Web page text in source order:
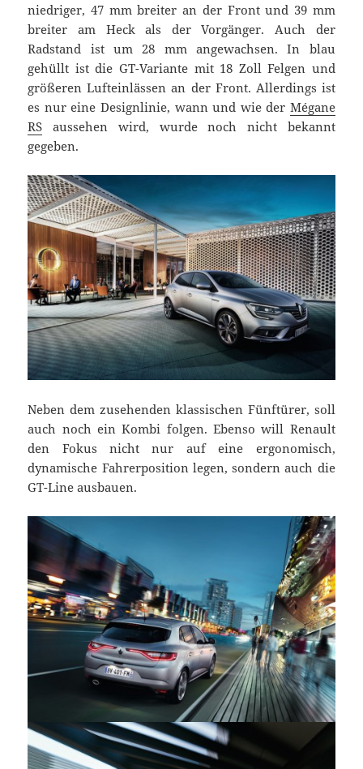
niedriger, 47 mm breiter an der Front und 39 mm
breiter am Heck als der Vorgänger. Auch der
Radstand ist um 28 mm angewachsen. In blau
gehüllt ist die GT-Variante mit 18 Zoll Felgen und
größeren Lufteinlässen an der Front. Allerdings ist
es nur eine Designlinie, wann und wie der Mégane
RS aussehen wird, wurde noch nicht bekannt
gegeben.
Neben dem zusehenden klassischen Fünftürer, soll
auch noch ein Kombi folgen. Ebenso will Renault
den Fokus nicht nur auf eine ergonomisch,
dynamische Fahrerposition legen, sondern auch die
GT-Line ausbauen.